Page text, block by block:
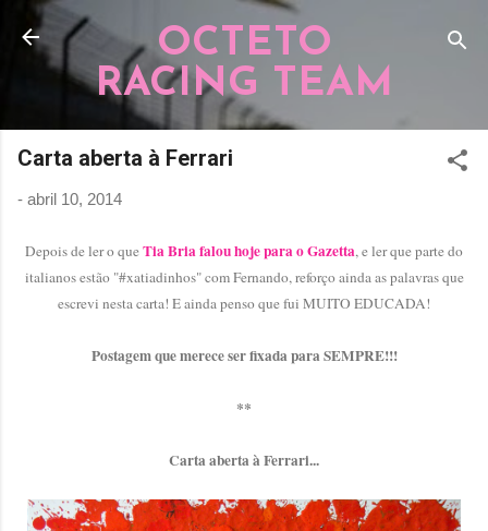
Pular para o conteúdo principal
OCTETO
RACING TEAM
Carta aberta à Ferrari
- abril 10, 2014
Depois de ler o queTia Bria falou hoje para o Gazetta, e ler que parte do
italianos estão "#xatiadinhos" com Fernando, reforço ainda as palavras que
escrevi nesta carta! E ainda penso que fui MUITO EDUCADA!
Postagem que merece ser fixada para SEMPRE!!!
**
Carta aberta à Ferrari...